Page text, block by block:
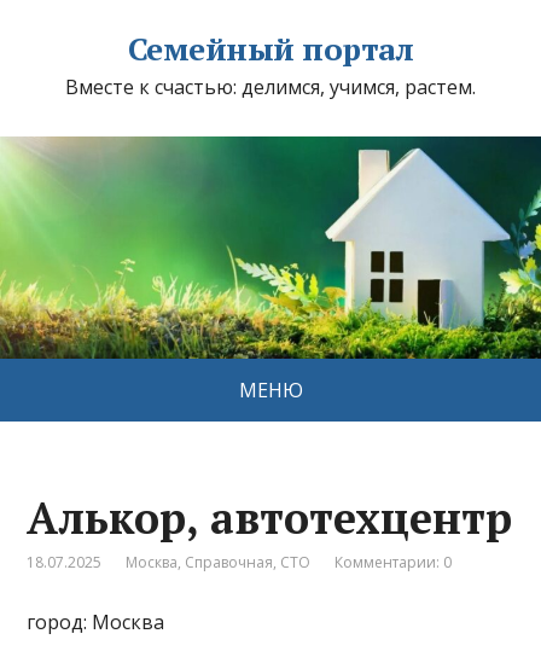
Семейный портал
Вместе к счастью: делимся, учимся, растем.
МЕНЮ
Алькор, автотехцентр
18.07.2025 Москва, Справочная, СТО Комментарии: 0
город: Москва